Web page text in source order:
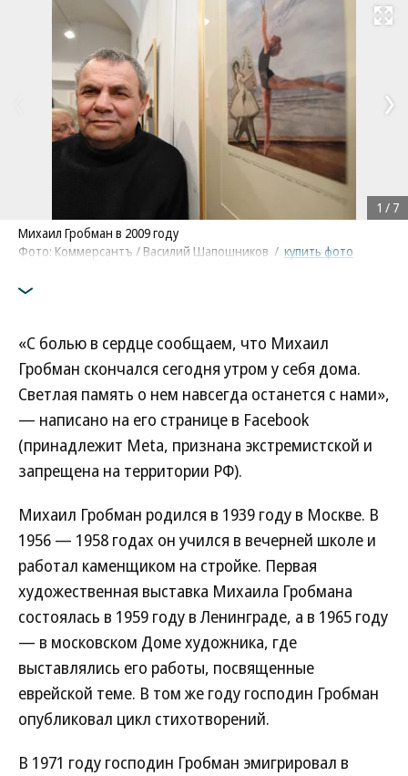
Развернуть
Михаил Гробман в 2009 году
Фото: Коммерсантъ / Василий Шапошников / купить фото
1 / 7
«С болью в сердце сообщаем, что Михаил
Гробман скончался сегодня утром у себя дома.
Светлая память о нем навсегда останется с нами»,
— написано на его странице в Facebook
(принадлежит Meta, признана экстремистской и
запрещена на территории РФ).
Михаил Гробман родился в 1939 году в Москве. В
1956 — 1958 годах он учился в вечерней школе и
работал каменщиком на стройке. Первая
художественная выставка Михаила Гробмана
состоялась в 1959 году в Ленинграде, а в 1965 году
— в московском Доме художника, где
выставлялись его работы, посвященные
еврейской теме. В том же году господин Гробман
опубликовал цикл стихотворений.
В 1971 году господин Гробман эмигрировал в